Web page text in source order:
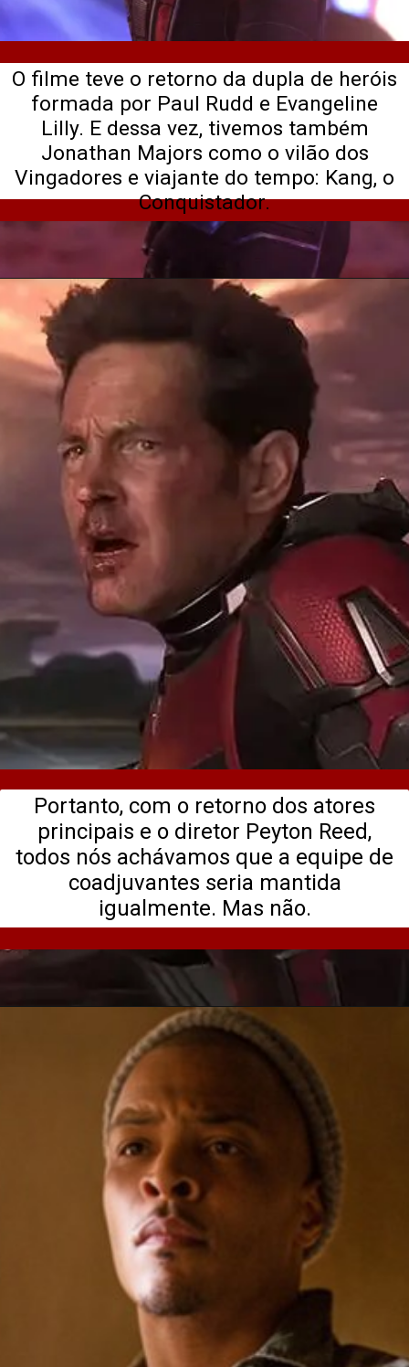
O filme teve o retorno da dupla de heróis
formada por Paul Rudd e Evangeline
Lilly. E dessa vez, tivemos também
Jonathan Majors como o vilão dos
Vingadores e viajante do tempo: Kang, o
Conquistador.
Portanto, com o retorno dos atores
principais e o diretor Peyton Reed,
todos nós achávamos que a equipe de
coadjuvantes seria mantida
igualmente. Mas não.